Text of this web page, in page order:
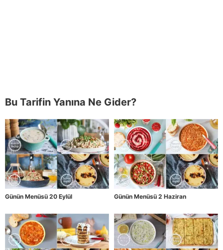
Bu Tarifin Yanına Ne Gider?
Günün Menüsü 20 Eylül Günün Menüsü 2 Haziran